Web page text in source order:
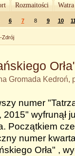
Rozmaitości
6 7 8 9 10
Zdrój
Gromada Kedroń,
numer
2015" wyfrunął
Początkiem
numer
Orła" ,